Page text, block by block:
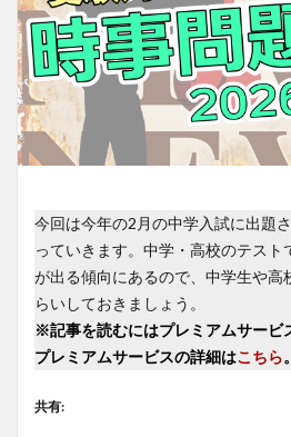
今回は今年の2月の中学入試に出題
っていきます。中学・高校のテスト
が出る傾向にあるので、中学生や高
らいしておきましょう。
※記事を読むにはプレミアムサービ
プレミアムサービスの詳細はこちら。
共有: